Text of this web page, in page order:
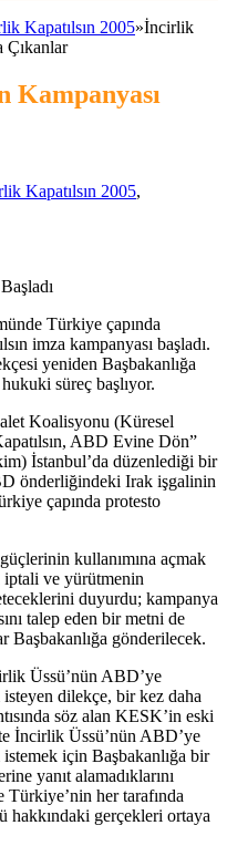
Kapatılsın 2005»İncirlik
Çıkanlar
Kampanyası
Kapatılsın 2005,
Türkiye çapında
imza kampanyası başladı.
yeniden Başbakanlığa
süreç başlıyor.
Koalisyonu (Küresel
ABD Evine Dön”
İstanbul’da düzenlediği bir
önderliğindeki Irak işgalinin
çapında protesto
kullanımına açmak
iptali ve yürütmenin
duyurdu; kampanya
talep eden bir metni de
Başbakanlığa gönderilecek.
Üssü’nün ABD’ye
isteyen dilekçe, bir kez daha
söz alan KESK’in eski
İncirlik Üssü’nün ABD’ye
için Başbakanlığa bir
yanıt alamadıklarını
her tarafında
hakkındaki gerçekleri ortaya